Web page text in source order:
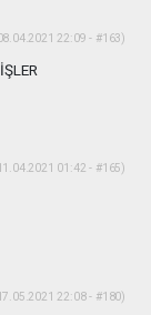
22:09 - #163)
01:42 - #165)
22:08 - #180)